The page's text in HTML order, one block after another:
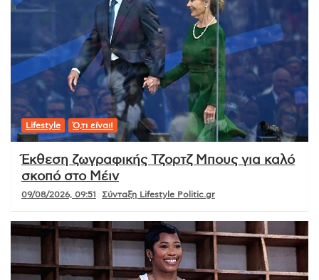
Lifestyle Ό,τι είναι!
Έκθεση ζωγραφικής Τζορτζ Μπους για καλό
σκοπό στο Μέιν
09/08/2026, 09:51 Σύνταξη Lifestyle Politic.gr